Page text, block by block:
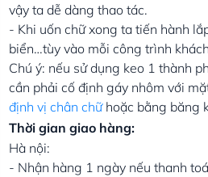
vậy ta dễ dàng thao tác.
- Khi uốn chữ xong ta tiến hành
biển…tùy vào mỗi công trình
Chú ý: nếu sử dụng keo 1 thành
cần phải cố định gáy nhôm với
định vị chân chữhoặc bằng băng
Thời gian giao hàng:
Hà nội:
- Nhận hàng 1 ngày nếu thanh